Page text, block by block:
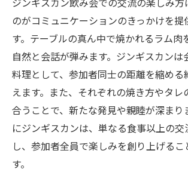
のがコミュニケーションのきっかけを提
す。テーブルの真ん中で焼かれるラム肉
自然と会話が弾みます。ジンギスカンは
料理として、参加者同士の距離を縮める
えます。また、それぞれの焼き方やタレ
合うことで、新たな発見や親睦が深まり
にジンギスカンは、単なる食事以上の
し、参加者全員で楽しみを創り上げる
す。